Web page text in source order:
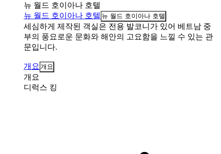
뉴 월드 호이아나 호텔
뉴 월드 호이아나 호텔 뉴 월드 호이아나 호텔
세심하게 제작된 객실은 전용 발코니가 있어 베트남 중
부의 풍요로운 문화와 해안의 고요함을 느낄 수 있는 관
문입니다.
개요 개요
개요
디럭스 킹